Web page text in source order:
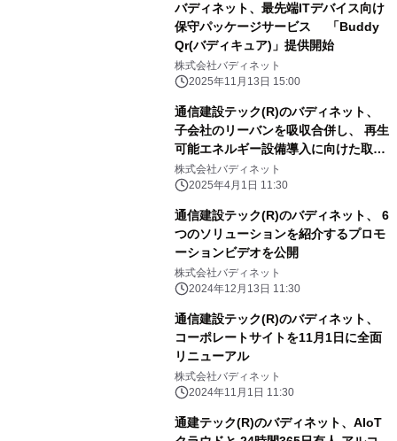
バディネット、最先端ITデバイス向け
保守パッケージサービス 「Buddy
Qr(バディキュア)」提供開始
株式会社バディネット
2025年11月13日 15:00
通信建設テック(R)のバディネット、
子会社のリーバンを吸収合併し、 再生
可能エネルギー設備導入に向けた取り
組みを強化
株式会社バディネット
2025年4月1日 11:30
通信建設テック(R)のバディネット、 6
つのソリューションを紹介するプロモ
ーションビデオを公開
株式会社バディネット
2024年12月13日 11:30
通信建設テック(R)のバディネット、
コーポレートサイトを11月1日に全面
リニューアル
株式会社バディネット
2024年11月1日 11:30
通建テック(R)のバディネット、AIoT